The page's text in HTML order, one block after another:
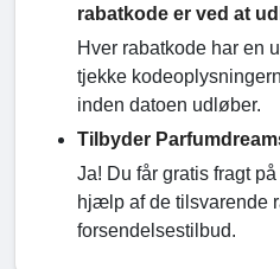
rabatkode er ved at
Hver rabatkode har en
tjekke
inden datoen udløber.
Tilbyder
Ja! Du får gratis fragt
hjælp af de tilsvarende
forsendelsestilbud.